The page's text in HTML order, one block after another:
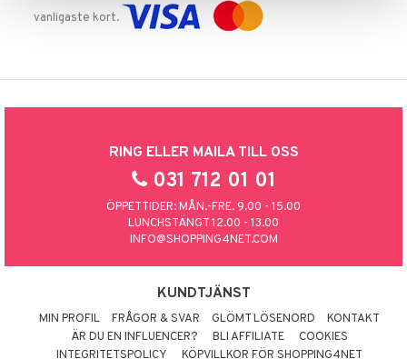
vanligaste kort.
RING ELLER MAILA TILL OSS
031 712 01 01
ÖPPETTIDER: MÅN.-FRE. 9.00 - 15.00
LUNCHSTÄNGT 12.00 - 13.00
INFO@SHOPPING4NET.COM
KUNDTJÄNST
MIN PROFIL FRÅGOR & SVAR GLÖMT LÖSENORD
KONTAKT
ÄR DU EN INFLUENCER?
BLI AFFILIATE
COOKIES
INTEGRITETSPOLICY
KÖPVILLKOR FÖR SHOPPING4NET